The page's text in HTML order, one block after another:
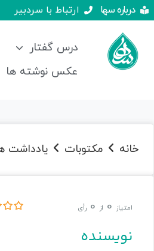
درباره سها ارتباط با سردبیر
درس گفتار
عکس نوشته ها
خانه مکتوبات یادداشت
امتیاز 0 از 0 رأی
نویسنده